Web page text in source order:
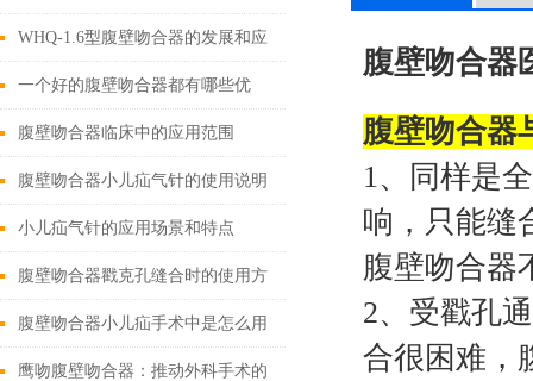
与应用
WHQ-1.6型腹壁吻合器的发展和应
用为外科手术领域带来了新的可能
性
一个好的腹壁吻合器都有哪些优
点？
腹壁吻合器临床中的应用范围
腹壁吻合器小儿疝气针的使用说明
小儿疝气针的应用场景和特点
腹壁吻合器戳克孔缝合时的使用方
法
腹壁吻合器小儿疝手术中是怎么用
的
鹰吻腹壁吻合器：推动外科手术的
腹壁吻合器
腹壁吻合器
1、同样是
响，只能缝
腹壁吻合器
2、受戳孔
合很困难，